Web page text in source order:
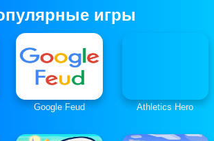
игры
Google Feud Athletics Hero